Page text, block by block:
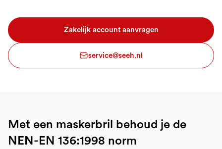
Zakelijk account aanvragen
service@seeh.nl
Met een maskerbril behoud je de
NEN-EN 136:1998 norm